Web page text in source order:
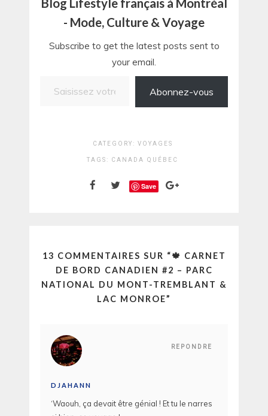
Blog Lifestyle français à Montréal
- Mode, Culture & Voyage
Subscribe to get the latest posts sent to
your email.
Abonnez-vous
CATEGORY: VOYAGES
TAGS: CANADA QUÉBEC
Save
13 COMMENTAIRES SUR “🍁 CARNET
DE BORD CANADIEN #2 – PARC
NATIONAL DU MONT-TREMBLANT &
LAC MONROE”
REPONDRE
DJAHANN
‘Waouh, ça devait être génial ! Et tu le narres